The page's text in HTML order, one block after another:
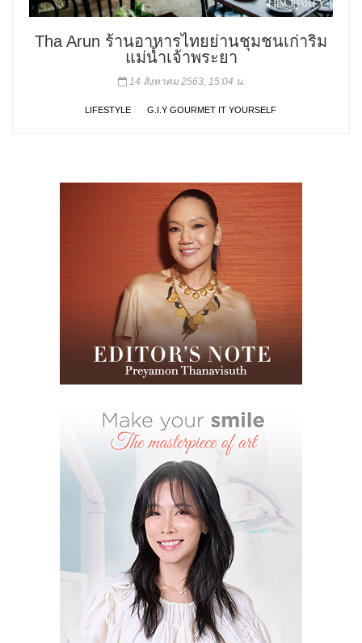
Tha Arun ร้านอาหารไทยย่านชุมชนเก่าริม
แม่น้ำเจ้าพระยา
14 สิงหาคม 2563, 15:04 น.
LIFESTYLE G.I.Y GOURMET IT YOURSELF